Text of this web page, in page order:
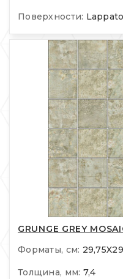
Поверхности: Lappato
GRUNGE GREY
Форматы, см:
Толщина, мм: 7,4